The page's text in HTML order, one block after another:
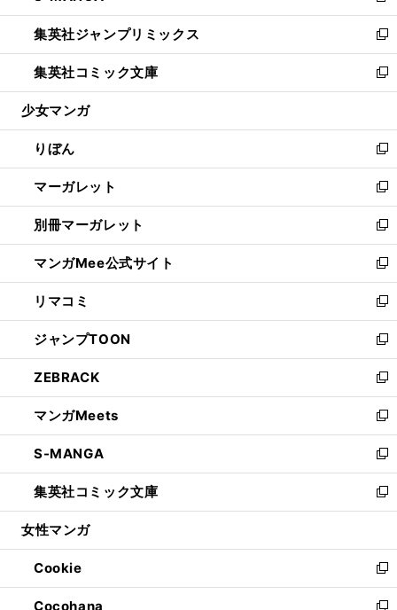
開
く
ウ
で
開
く
ン
ド
ウ
で
開
ウ
ィ
ン
ド
ウ
開
く
し
い
ウ
ィ
ン
ウ
で
開
く
集英社ジャンプリミックス
新
し
い
ウ
ン
ド
ウ
で
開
く
集英社コミック文庫
新
し
ウ
ィ
ン
ド
ウ
で
開
く
少女マンガ
りぼん
新
し
い
ウ
ィ
ン
ド
ウ
で
開
く
マーガレット
新
し
い
ウ
ィ
ン
ド
ウ
で
開
く
別冊マーガレット
新
し
い
ウ
ィ
ン
ド
ウ
で
開
く
マンガMee公式サイト
新
し
い
ウ
ィ
ン
ド
ウ
で
開
く
リマコミ
新
し
い
ウ
ィ
ン
ド
ウ
で
開
く
ジャンプTOON
新
し
い
ウ
ィ
ン
ド
ウ
で
開
ZEBRACK
新
し
い
ウ
ィ
ン
ド
ウ
開
く
マンガMeets
新
し
い
ウ
ィ
ン
ウ
で
開
く
S-MANGA
新
し
い
ウ
ン
ド
ウ
で
集英社コミック文庫
新
し
ウ
ィ
ン
女性マンガ
Cookie
新
し
Cocohana